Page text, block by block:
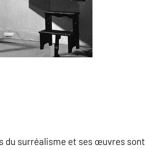
du surréalisme et ses œuvres sont